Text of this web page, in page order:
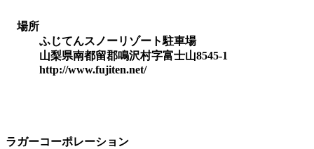
場所
ふじてんスノーリゾート駐車場
山梨県南都留郡鳴沢村字富士山8545-1
http://www.fujiten.net/
ラガーコーポレーション